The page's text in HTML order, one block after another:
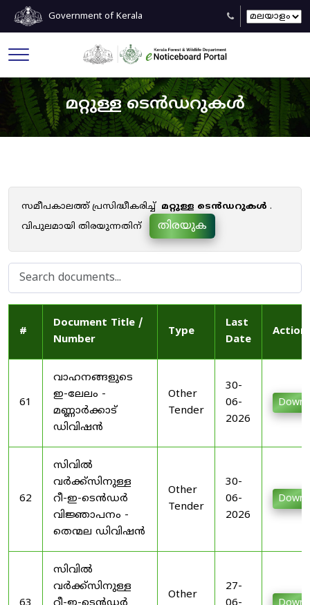
Government of Kerala
മറ്റുള്ള ടെൻഡറുകൾ
സമീപകാലത്ത് പ്രസിദ്ധീകരിച്ച് മറ്റുള്ള ടെൻഡറുകൾ .
വിപുലമായി തിരയുന്നതിന്
തിരയുക
#
Document Title /
Number
Type
Last
Date
61
വാഹനങ്ങളുടെ
ഇ-ലേലം -
മണ്ണാർക്കാട്
ഡിവിഷൻ
Other
Tender
30-
06-
2026
62
സിവിൽ
വർക്ക്സിനുള്ള
റീ-ഇ-ടെൻഡർ
വിജ്ഞാപനം -
തെന്മല ഡിവിഷൻ
Other
Tender
30-
06-
2026
സിവിൽ
വർക്ക്സിനുള്ള
Other
27-